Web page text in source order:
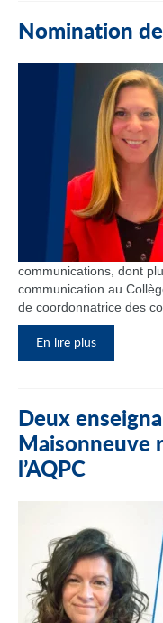
Nomination
communications, dont
communication au
de coordonnatrice des
En lire plus
Deux
Maisonneuve
l’AQPC